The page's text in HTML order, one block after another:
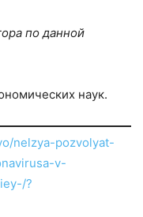
по данной
наук.
nelzya-pozvolyat-
v-
?